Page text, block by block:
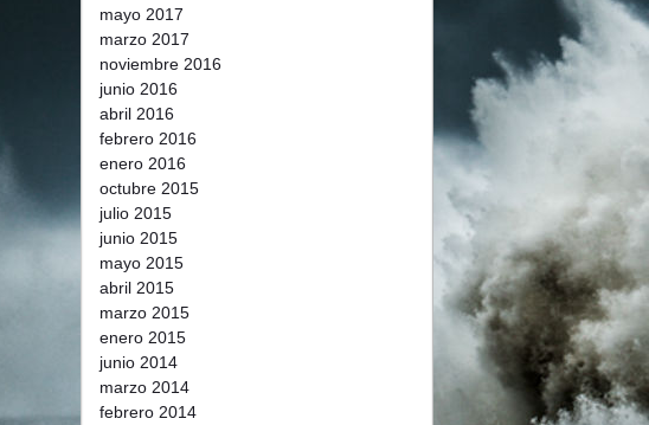
mayo 2017
marzo 2017
noviembre 2016
junio 2016
abril 2016
febrero 2016
enero 2016
octubre 2015
julio 2015
junio 2015
mayo 2015
abril 2015
marzo 2015
enero 2015
junio 2014
marzo 2014
febrero 2014